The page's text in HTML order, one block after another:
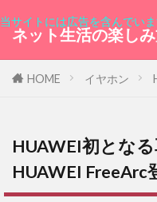
当サイトには広告を含んでいま
ネット生活の楽し
HOME イヤホン
HUAWEI初とな
HUAWEI FreeArc